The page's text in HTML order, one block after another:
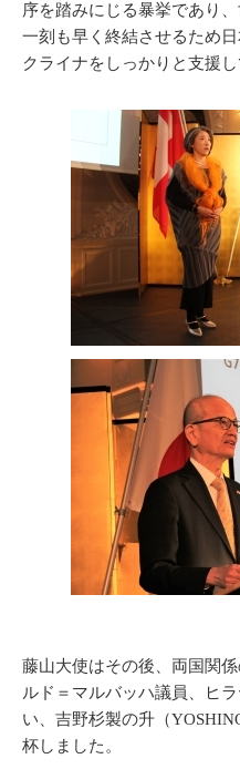
序を踏みにじる暴挙であり
一刻も早く終結させるため
クライナをしっかりと支援
藤山大使はその後、両国関
ルド＝マルバッハ議員、ヒ
い、吉野杉製の升（
杯しました。